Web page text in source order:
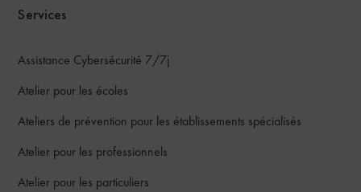
Services
Assistance Cybersécurité 7/7j
Atelier pour les écoles
Ateliers de prévention pour les établissements spécialisés
Atelier pour les professionnels
Atelier pour les particuliers